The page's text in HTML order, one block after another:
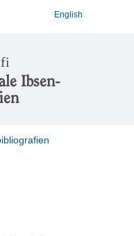
English
Ibsen-